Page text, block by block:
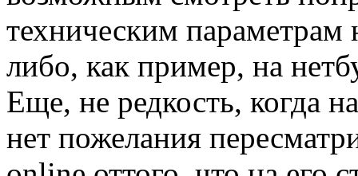
техническим
либо, как пример, на
Еще, не редкость, когда
нет пожелания